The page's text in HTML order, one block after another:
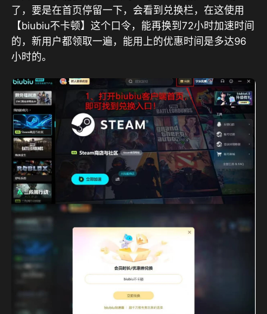
了 ，要是在首页停留一下，会看到兑换栏，在这使用
【biubiu不卡顿】这个口令，能再换到72小时加速时间
的 ，新用户都领取一遍，能用上的优惠时间是多达96
小时的。